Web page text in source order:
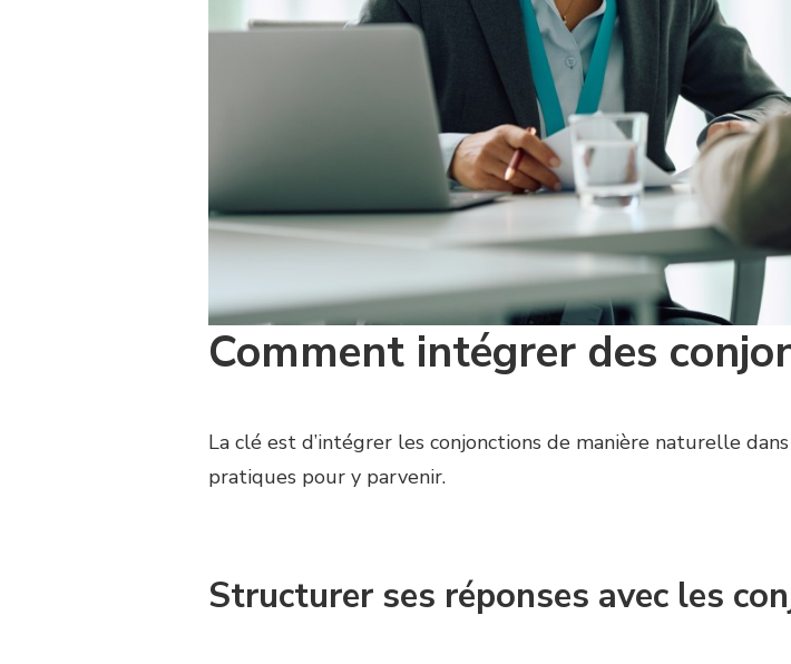
Comment intégrer des
La clé est d’intégrer les conjonctions de manière naturelle
pratiques pour y parvenir.
Structurer ses réponses avec les